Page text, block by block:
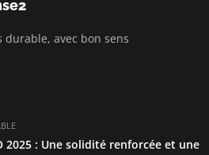
avec bon sens
2025 : Une solidité renforcée et une